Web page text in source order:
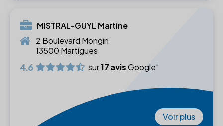
MISTRAL-GUYL Martine
2 Boulevard Mongin
13500 Martigues
4.6 sur17 avisGoogle
Voir plus